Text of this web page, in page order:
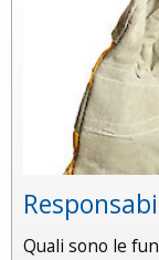
Quali sono le